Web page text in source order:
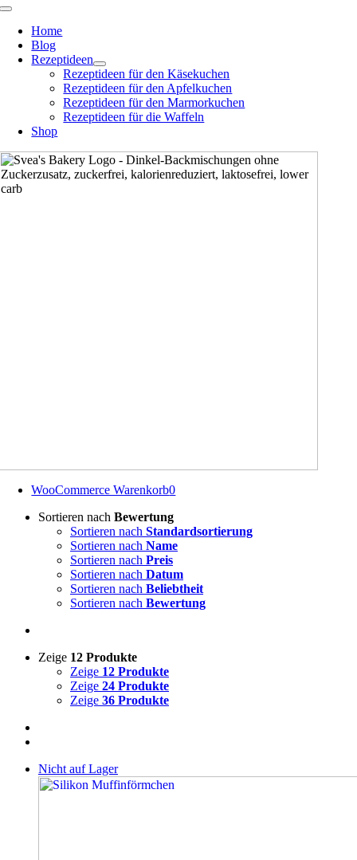
Zum
Inhalt
springen
Toggle
Navigation
Home
Blog
Rezeptideen
Rezeptideen für den Käsekuchen
Rezeptideen für den Apfelkuchen
Rezeptideen für den Marmorkuchen
Rezeptideen für die Waffeln
Shop
WooCommerce Warenkorb0
Sortieren nach Bewertung
Sortieren nach Standardsortierung
Sortieren nach Name
Sortieren nach Preis
Sortieren nach Datum
Sortieren nach Beliebtheit
Sortieren nach Bewertung
Zeige 12 Produkte
Zeige 12 Produkte
Zeige 24 Produkte
Zeige 36 Produkte
Nicht auf Lager